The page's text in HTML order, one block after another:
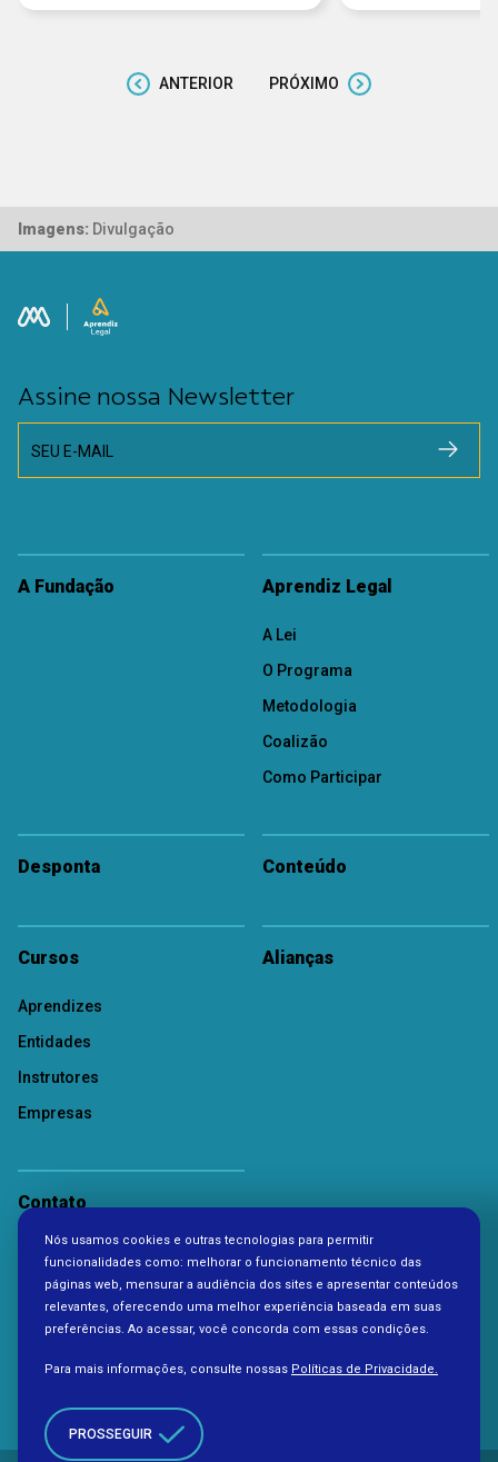
ANTERIOR PRÓXIMO
Imagens: Divulgação
Assine nossa Newsletter
SEU E-MAIL
A Fundação Aprendiz Legal
A Lei
O Programa
Metodologia
Coalizão
Como Participar
Desponta Conteúdo
Cursos
Aprendizes
Entidades
Instrutores
Empresas
Alianças
Contato
Nós usamos cookies e outras tecnologias para permitir
funcionalidades como: melhorar o funcionamento técnico das
páginas web, mensurar a audiência dos sites e apresentar conteúdos
relevantes, oferecendo uma melhor experiência baseada em suas
preferências. Ao acessar, você concorda com essas condições.
Para mais informações, consulte nossas Políticas de Privacidade.
PROSSEGUIR